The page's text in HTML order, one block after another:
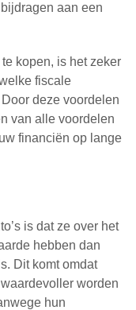
aan een
kopen, is het zeker
fiscale
deze voordelen
van alle voordelen
financiën op lange
is dat ze over het
hebben dan
Dit komt omdat
worden
hun